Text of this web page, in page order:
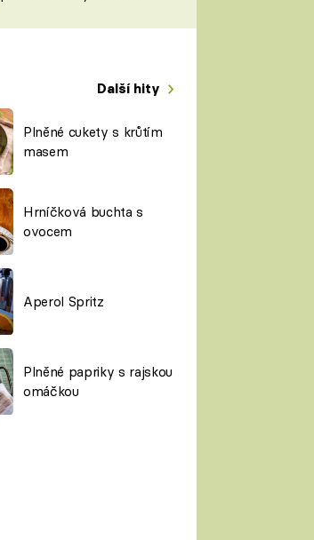
Další hity
Plněné cukety s krůtím
masem
Hrníčková buchta s
ovocem
Aperol Spritz
Plněné papriky s rajskou
omáčkou